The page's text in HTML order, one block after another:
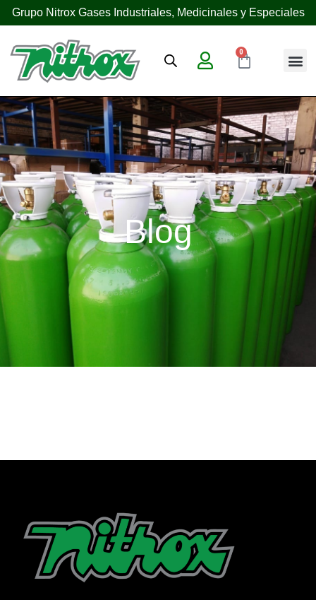
Grupo Nitrox Gases Industriales, Medicinales y Especiales
0
Blog